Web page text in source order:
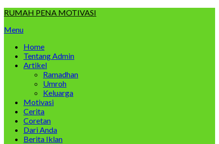
Skip
content
RUMAH PENA MOTIVASI
Menu
Home
Tentang Admin
Artikel
Ramadhan
Umroh
Keluarga
Motivasi
Cerita
Coretan
Dari Anda
Berita Iklan